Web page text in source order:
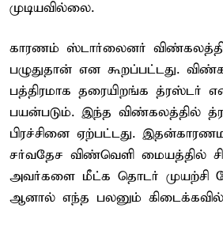
முடியவில்லை.
காரணம் ஸ்டார்லைனர்
பழுதுதான் என கூறப்பட்டது.
பத்திரமாக தரையிறங்க த்ரஸ்டர்
பயன்படும். இந்த விண்கலத்தில்
பிரச்சினை ஏற்பட்டது.
சர்வதேச விண்வெளி மையத்தில்
அவர்களை மீட்க தொடர் முயற்சி
ஆனால் எந்த பலனும்